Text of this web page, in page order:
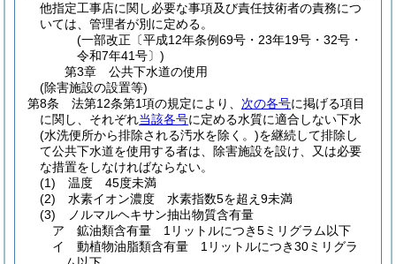
他指定工事店に関し必要な事項及び責任技術者の責務につ
いては、管理者が別に定める。
(一部改正〔平成12年条例69号・23年19号・32号・
令和7年41号〕)
第3章
公共下水道の使用
(除害施設の設置等)
第8条
法第12条第1項の規定により、 次の各号に掲げる項目
に関し、それぞれ当該各号に定める水質に適合しない下水
(水洗便所から排除される汚水を除く。)を継続して排除し
て公共下水道を使用する者は、除害施設を設け、又は必要
な措置をしなければならない。
(1)
温度 45度未満
(2)
水素イオン濃度 水素指数5を超え9未満
(3)
ノルマルヘキサン抽出物質含有量
ア
鉱油類含有量 1リットルにつき5ミリグラム以下
イ
動植物油脂類含有量 1リットルにつき30ミリグラ